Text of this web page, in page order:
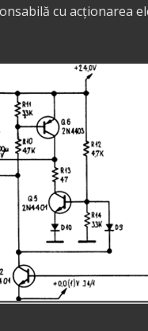
cu acționarea